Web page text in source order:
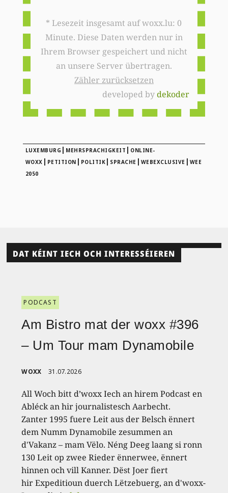
* Lesezeit insgesamt auf woxx.lu: 0
Minute. Diese Daten werden nur in
Ihrem Browser gespeichert und nicht
an unsere Server übertragen.
Zähler zurücksetzen
developed bydekoder
LUXEMBURG | MEHRSPRACHIGKEIT | ONLINE-
WOXX | PETITION | POLITIK | SPRACHE | WEBEXCLUSIVE | WEE
2050
DAT KÉINT IECH OCH INTERESSÉIEREN
PODCAST
Am Bistro mat der woxx #396
– Um Tour mam Dynamobile
WOXX 31.07.2026
All Woch bitt d’woxx Iech an hirem Podcast en
Abléck an hir journalistesch Aarbecht.
Zanter 1995 fuere Leit aus der Belsch ënnert
dem Numm Dynamobile zesummen an
d'Vakanz – mam Vëlo. Néng Deeg laang si ronn
130 Leit op zwee Rieder ënnerwee, ënnert
hinnen och vill Kanner. Dëst Joer fiert
hir Expeditioun duerch Lëtzebuerg, an d'woxx-